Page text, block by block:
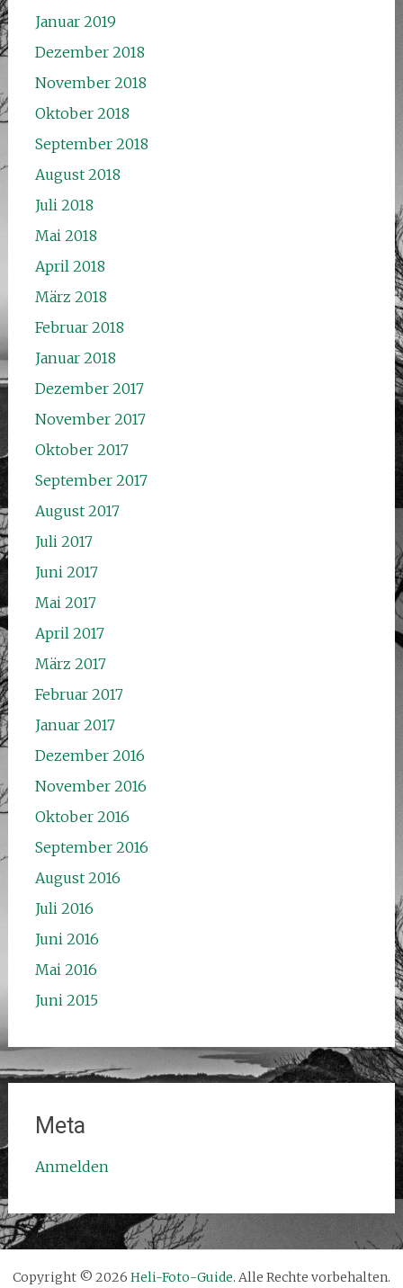
Januar 2019
Dezember 2018
November 2018
Oktober 2018
September 2018
August 2018
Juli 2018
Mai 2018
April 2018
März 2018
Februar 2018
Januar 2018
Dezember 2017
November 2017
Oktober 2017
September 2017
August 2017
Juli 2017
Juni 2017
Mai 2017
April 2017
März 2017
Februar 2017
Januar 2017
Dezember 2016
November 2016
Oktober 2016
September 2016
August 2016
Juli 2016
Juni 2016
Mai 2016
Juni 2015
Meta
Anmelden
Copyright © 2026 Heli-Foto-Guide. Alle Rechte vorbehalten.